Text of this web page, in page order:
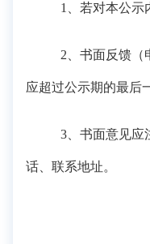
1、若对本公示
2、书面反馈（
应超过公示期的最后
3、书面意见应
话、联系地址。